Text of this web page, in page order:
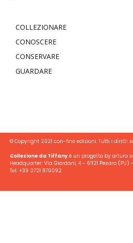
COLLEZIONARE
CONOSCERE
CONSERVARE
GUARDARE
© Copyright 2021 con-fine edizioni. Tutti i diritti
Collezione da Tiffanyè un progetto by arturo
Headquarter: Via Giordani, 4 - 61121 Pesaro (PU)
Tel. +39 0721 870092